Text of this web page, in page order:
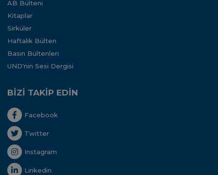
AB Bülteni
Kitaplar
Sirküler
Haftalık Bülten
Basın Bültenleri
UND'nin Sesi Dergisi
BİZİ TAKİP EDİN
Facebook
Twitter
Instagram
Linkedin